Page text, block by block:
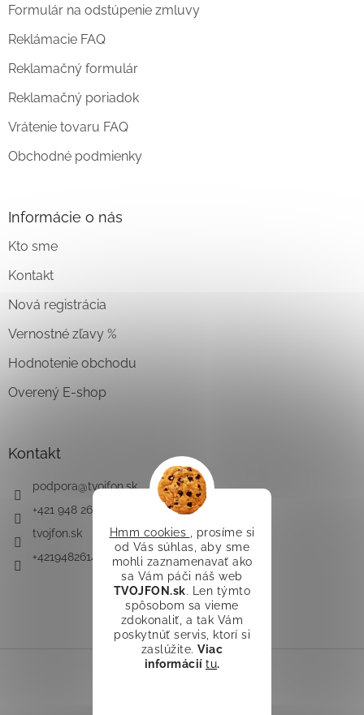
Hmm cookies
, prosíme si
od Vás súhlas, aby sme
mohli zaznamenavať ako
sa Vám páči náš web
TVOJFON.sk. Len týmto
spôsobom sa vieme
zdokonaliť, a tak Vám
poskytnúť servis, ktorí si
zaslúžite.Viac
informácií tu.
Formulár na odstúpenie zmluvy
Reklámacie FAQ
Reklamačný formulár
Reklamačný poriadok
Vrátenie tovaru FAQ
Obchodné podmienky
Informácie o nás
Kto sme
Kontakt
Nová registrácia
Vernostné zľavy %
Hodnotenie obchodu
Overený E-shop
Kontakt
podpora@tvojfon.sk
+421 948 261 491
tvojfon.sk
+421948261491